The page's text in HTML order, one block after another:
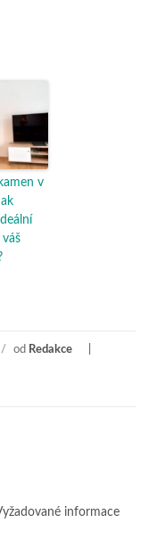
v
/ od Redakce
informace